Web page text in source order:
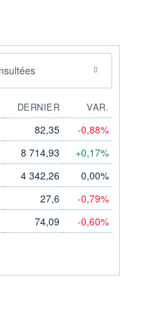
DERNIER
VAR.
82,35 -0,88%
8 714,93 +0,17%
4 342,26 0,00%
27,6 -0,79%
74,09 -0,60%